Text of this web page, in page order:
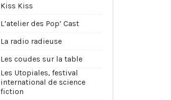
Kiss Kiss
L’atelier des Pop’ Cast
La radio radieuse
Les coudes sur la table
Les Utopiales, festival
international de science
fiction